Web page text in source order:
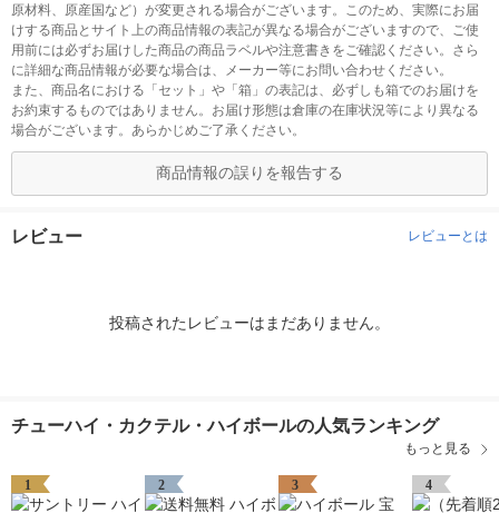
原材料、原産国など）が変更される場合がございます。このため、実際にお届
けする商品とサイト上の商品情報の表記が異なる場合がございますので、ご使
用前には必ずお届けした商品の商品ラベルや注意書きをご確認ください。さら
に詳細な商品情報が必要な場合は、メーカー等にお問い合わせください。
また、商品名における「セット」や「箱」の表記は、必ずしも箱でのお届けを
お約束するものではありません。お届け形態は倉庫の在庫状況等により異なる
場合がございます。あらかじめご了承ください。
商品情報の誤りを報告する
レビュー レビューとは
投稿されたレビューはまだありません。
チューハイ・カクテル・ハイボールの人気ランキング
もっと見る
1 2 3 4